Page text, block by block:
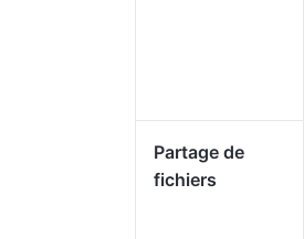
Partage de
fichiers